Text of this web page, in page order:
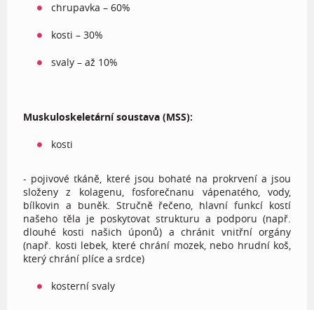
chrupavka – 60%
kosti – 30%
svaly – až 10%
Muskuloskeletární soustava (MSS):
kosti
- pojivové tkáně, které jsou bohaté na prokrvení a jsou
složeny z kolagenu, fosforečnanu vápenatého, vody,
bílkovin a buněk. Stručně řečeno, hlavní funkcí kostí
našeho těla je poskytovat strukturu a podporu (např.
dlouhé kosti našich úponů) a chránit vnitřní orgány
(např. kosti lebek, které chrání mozek, nebo hrudní koš,
který chrání plíce a srdce)
kosterní svaly